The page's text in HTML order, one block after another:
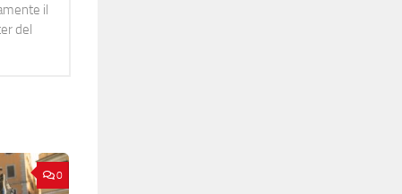
il
del
0